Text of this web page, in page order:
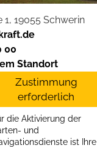
1, 19055 Schwerin
00
Standort
Schwerin
Zustimmung
erforderlich
die Aktivierung der
und
ist Ihre